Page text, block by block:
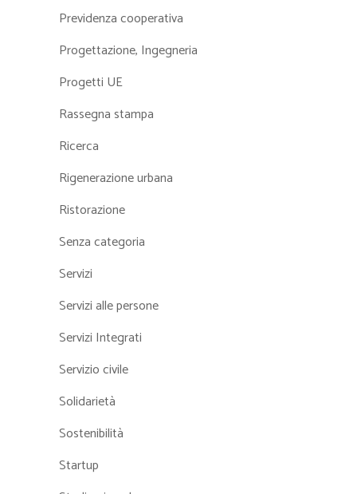
Previdenza cooperativa
Progettazione, Ingegneria
Progetti UE
Rassegna stampa
Ricerca
Rigenerazione urbana
Ristorazione
Senza categoria
Servizi
Servizi alle persone
Servizi Integrati
Servizio civile
Solidarietà
Sostenibilità
Startup